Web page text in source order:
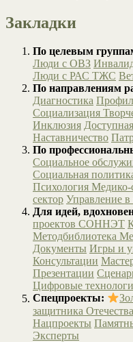
Закладки
По целевым
Люди с ОВЗ
Люди с РАС ТЖС
По направлениям
Диагностика
Социализация
Инклюзия
Наставничество
По
Социальное
Социальная
Психология Медико-
сектор Управление в
Для идей,
проектов СОННЭТ
Методбиблиотека
Документы Игры и
Консультации
Презентации
Цифровые
Спецпроекты:
защитника Отечества
Нацпроекты
Эксперты